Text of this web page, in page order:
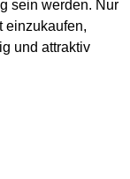
sein werden. Nur
einzukaufen,
und attraktiv